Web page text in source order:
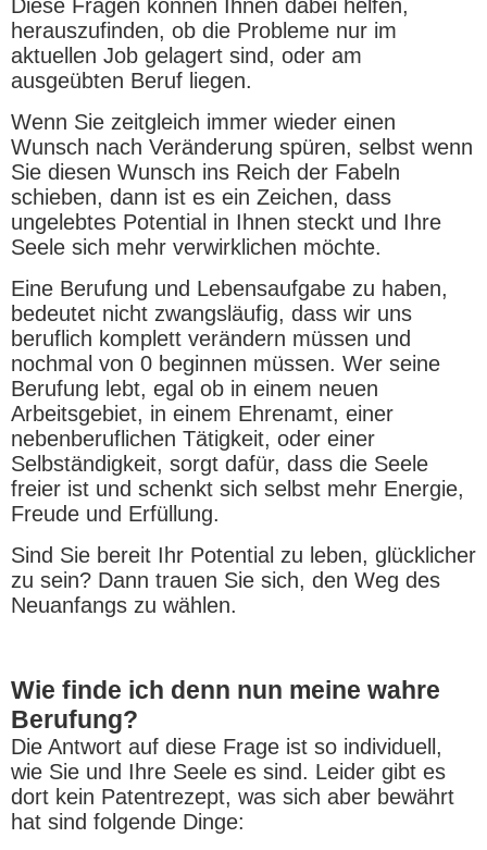
Diese Fragen können Ihnen dabei helfen,
herauszufinden, ob die Probleme nur im
aktuellen Job gelagert sind, oder am
ausgeübten Beruf liegen.
Wenn Sie zeitgleich immer wieder einen
Wunsch nach Veränderung spüren, selbst wenn
Sie diesen Wunsch ins Reich der Fabeln
schieben, dann ist es ein Zeichen, dass
ungelebtes Potential in Ihnen steckt und Ihre
Seele sich mehr verwirklichen möchte.
Eine Berufung und Lebensaufgabe zu haben,
bedeutet nicht zwangsläufig, dass wir uns
beruflich komplett verändern müssen und
nochmal von 0 beginnen müssen. Wer seine
Berufung lebt, egal ob in einem neuen
Arbeitsgebiet, in einem Ehrenamt, einer
nebenberuflichen Tätigkeit, oder einer
Selbständigkeit, sorgt dafür, dass die Seele
freier ist und schenkt sich selbst mehr Energie,
Freude und Erfüllung.
Sind Sie bereit Ihr Potential zu leben, glücklicher
zu sein? Dann trauen Sie sich, den Weg des
Neuanfangs zu wählen.
Wie finde ich denn nun meine wahre
Berufung?
Die Antwort auf diese Frage ist so individuell,
wie Sie und Ihre Seele es sind. Leider gibt es
dort kein Patentrezept, was sich aber bewährt
hat sind folgende Dinge: